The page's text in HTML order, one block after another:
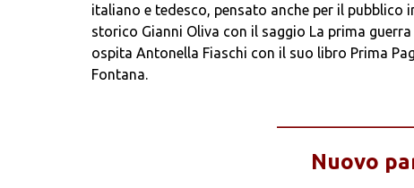
italiano e tedesco, pensato anche per il
storico Gianni Oliva con il saggio La prima
ospita Antonella Fiaschi con il suo libro Prima
Fontana.
Nuovo